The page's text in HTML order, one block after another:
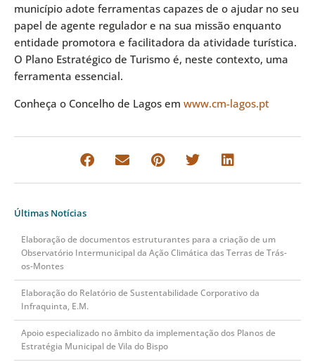
município adote ferramentas capazes de o ajudar no seu
papel de agente regulador e na sua missão enquanto
entidade promotora e facilitadora da atividade turística.
O Plano Estratégico de Turismo é, neste contexto, uma
ferramenta essencial.
Conheça o Concelho de Lagos em www.cm-lagos.pt
Últimas Notícias
Elaboração de documentos estruturantes para a criação de um
Observatório Intermunicipal da Ação Climática das Terras de Trás-
os-Montes
Elaboração do Relatório de Sustentabilidade Corporativo da
Infraquinta, E.M.
Apoio especializado no âmbito da implementação dos Planos de
Estratégia Municipal de Vila do Bispo